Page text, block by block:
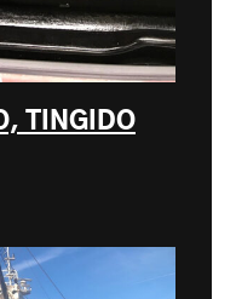
TINGIDO